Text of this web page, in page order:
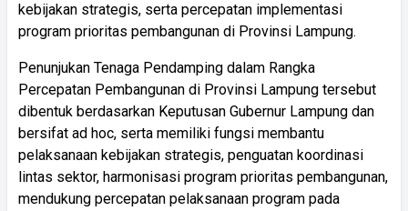
kebijakan strategis, serta percepatan implementasi
program prioritas pembangunan di Provinsi Lampung.
Penunjukan Tenaga Pendamping dalam Rangka
Percepatan Pembangunan di Provinsi Lampung tersebut
dibentuk berdasarkan Keputusan Gubernur Lampung dan
bersifat ad hoc, serta memiliki fungsi membantu
pelaksanaan kebijakan strategis, penguatan koordinasi
lintas sektor, harmonisasi program prioritas pembangunan,
mendukung percepatan pelaksanaan program pada